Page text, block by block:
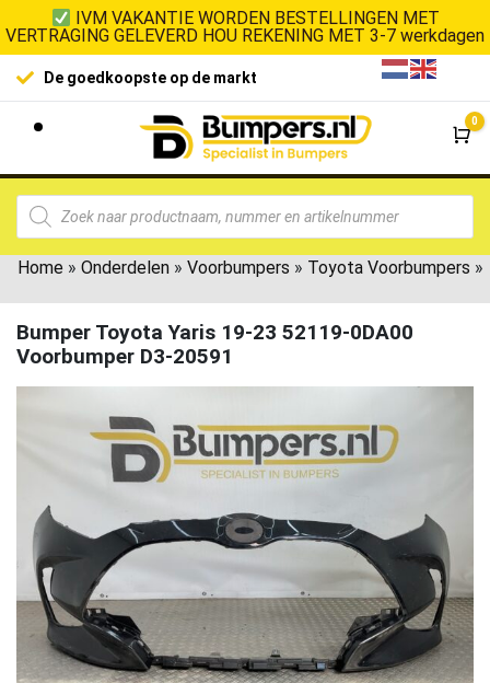
IVM VAKANTIE WORDEN BESTELLINGEN MET
VERTRAGING GELEVERD HOU REKENING MET 3-7 werkdagen
De goedkoopste op de markt
0
Home » Onderdelen » Voorbumpers » Toyota Voorbumpers »
Bumper Toyota Yaris 19-23 52119-0DA00
Voorbumper D3-20591